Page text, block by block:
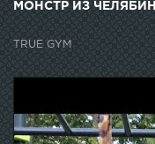
МОНСТР ИЗ
TRUE GYM